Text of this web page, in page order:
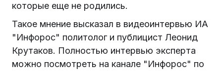
которые еще не родились.
Такое мнение высказал в видеоинтервью ИА
"Инфорос" политолог и публицист Леонид
Крутаков. Полностью интервью эксперта
можно посмотреть на канале "Инфорос" по